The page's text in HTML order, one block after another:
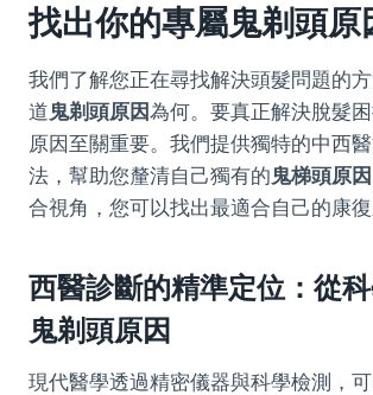
找出你的專屬鬼剃頭原
我們了解您正在尋找解決頭髮問題的
道鬼剃頭原因為何。要真正解決脫髮
原因至關重要。我們提供獨特的中西
法，幫助您釐清自己獨有的鬼梯頭原因
合視角，您可以找出最適合自己的康復
西醫診斷的精準定位：從
鬼剃頭原因
現代醫學透過精密儀器與科學檢測，